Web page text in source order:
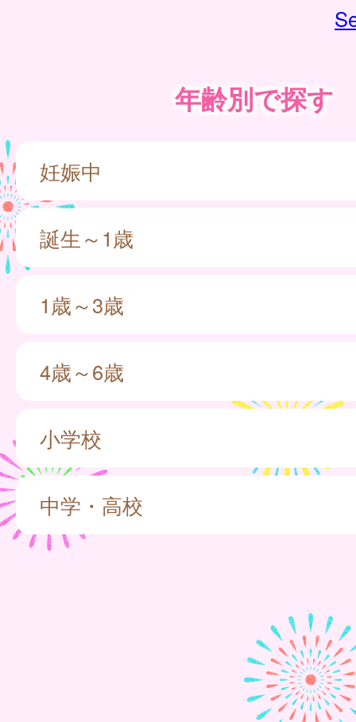
年齢別で探す
妊娠中
誕生～1歳
1歳～3歳
4歳～6歳
小学校
中学・高校